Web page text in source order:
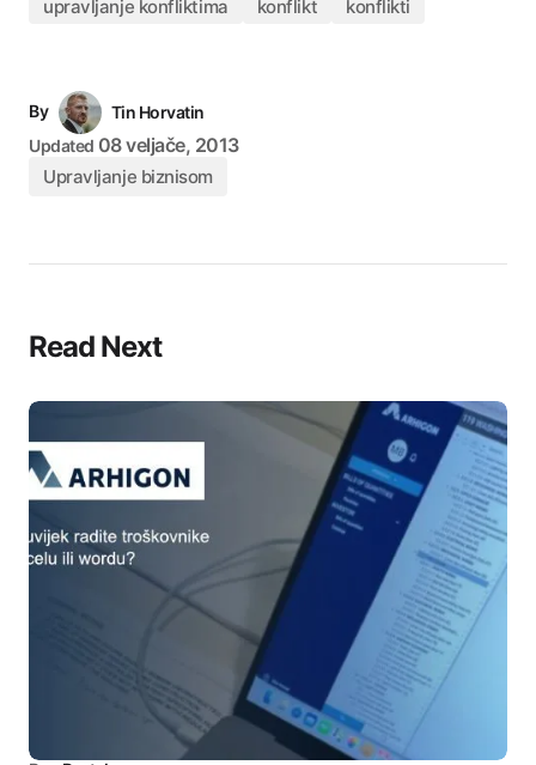
upravljanje konfliktima konflikt konflikti
By
Tin Horvatin
Updated 08 veljače, 2013
Upravljanje biznisom
Read Next